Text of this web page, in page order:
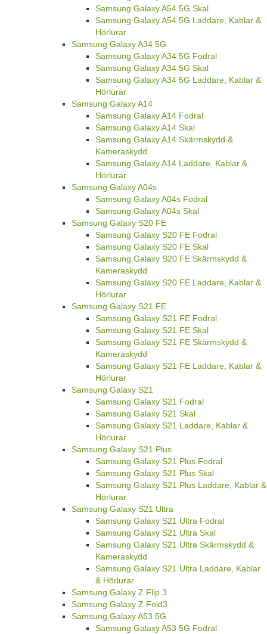
Samsung Galaxy A54 5G Skal
Samsung Galaxy A54 5G Laddare, Kablar &
Hörlurar
Samsung Galaxy A34 5G
Samsung Galaxy A34 5G Fodral
Samsung Galaxy A34 5G Skal
Samsung Galaxy A34 5G Laddare, Kablar &
Hörlurar
Samsung Galaxy A14
Samsung Galaxy A14 Fodral
Samsung Galaxy A14 Skal
Samsung Galaxy A14 Skärmskydd &
Kameraskydd
Samsung Galaxy A14 Laddare, Kablar &
Hörlurar
Samsung Galaxy A04s
Samsung Galaxy A04s Fodral
Samsung Galaxy A04s Skal
Samsung Galaxy S20 FE
Samsung Galaxy S20 FE Fodral
Samsung Galaxy S20 FE Skal
Samsung Galaxy S20 FE Skärmskydd &
Kameraskydd
Samsung Galaxy S20 FE Laddare, Kablar &
Hörlurar
Samsung Galaxy S21 FE
Samsung Galaxy S21 FE Fodral
Samsung Galaxy S21 FE Skal
Samsung Galaxy S21 FE Skärmskydd &
Kameraskydd
Samsung Galaxy S21 FE Laddare, Kablar &
Hörlurar
Samsung Galaxy S21
Samsung Galaxy S21 Fodral
Samsung Galaxy S21 Skal
Samsung Galaxy S21 Laddare, Kablar &
Hörlurar
Samsung Galaxy S21 Plus
Samsung Galaxy S21 Plus Fodral
Samsung Galaxy S21 Plus Skal
Samsung Galaxy S21 Plus Laddare, Kablar &
Hörlurar
Samsung Galaxy S21 Ultra
Samsung Galaxy S21 Ultra Fodral
Samsung Galaxy S21 Ultra Skal
Samsung Galaxy S21 Ultra Skärmskydd &
Kameraskydd
Samsung Galaxy S21 Ultra Laddare, Kablar
& Hörlurar
Samsung Galaxy Z Flip 3
Samsung Galaxy Z Fold3
Samsung Galaxy A53 5G
Samsung Galaxy A53 5G Fodral